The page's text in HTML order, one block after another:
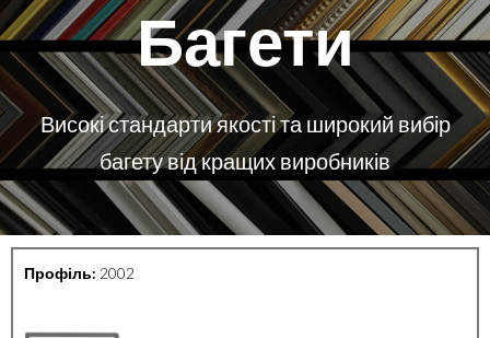
Багети
Високі стандарти якості та широкий вибір
багету від кращих виробників
Профіль: 2002